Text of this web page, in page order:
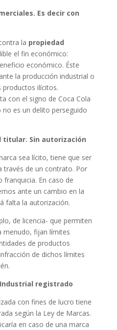
Es decir con
la propiedad
el fin económico:
económico. Éste
la producción industrial o
productos ilícitos.
con el signo de Coca Cola
es un delito perseguido
titular. Sin autorización
sea lícito, tiene que ser
través de un contrato. Por
franquicia. En caso de
ante un cambio en la
falta la autorización.
de licencia- que permiten
menudo, fijan límites
de productos
de dichos límites
registrado
con fines de lucro tiene
según la Ley de Marcas.
en caso de una marca